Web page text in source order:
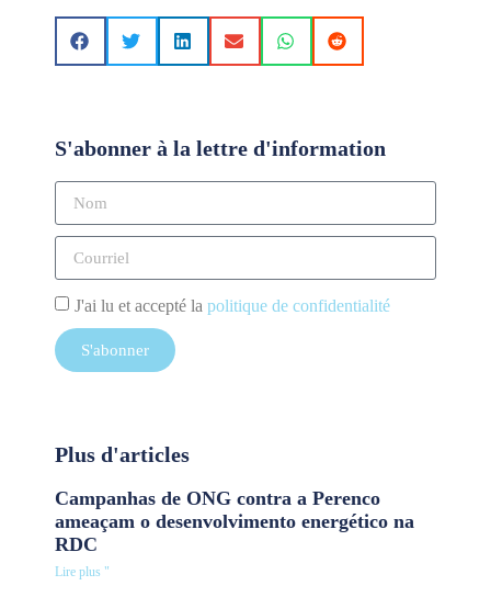
S'abonner à la lettre d'information
J'ai lu et accepté la politique de confidentialité
S'abonner
Plus d'articles
Campanhas de ONG contra a Perenco
ameaçam o desenvolvimento energético na
RDC
Lire plus "